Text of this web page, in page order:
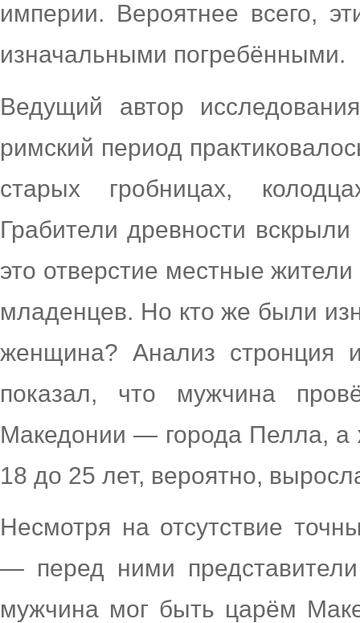
империи. Вероятнее всего,
изначальными погребёнными.
Ведущий автор
римский период
старых гробницах,
Грабители древности
это отверстие местные
младенцев. Но кто же были
женщина? Анализ стронция
показал, что мужчина
Македонии — города Пелла, а
18 до 25 лет, вероятно,
Несмотря на отсутствие
— перед ними
мужчина мог быть царём